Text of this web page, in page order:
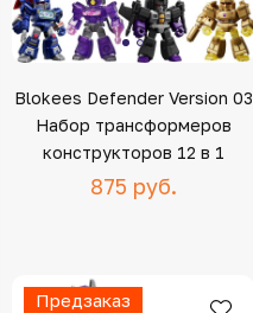
Blokees Defender Version 03
Набор трансформеров
конструкторов 12 в 1
875 руб.
Предзаказ